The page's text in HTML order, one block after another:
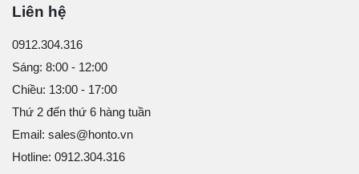
Liên hệ
0912.304.316
Sáng: 8:00 - 12:00
Chiều: 13:00 - 17:00
Thứ 2 đến thứ 6 hàng tuần
Email: sales@honto.vn
Hotline: 0912.304.316